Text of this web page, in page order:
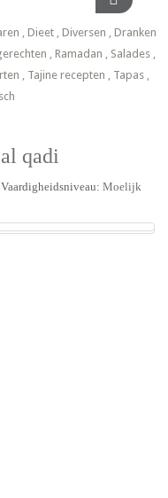
, Dieet , Diversen , Dranken
, Ramadan , Salades ,
, Tajine recepten , Tapas ,
qadi
Vaardigheidsniveau:Moelijk